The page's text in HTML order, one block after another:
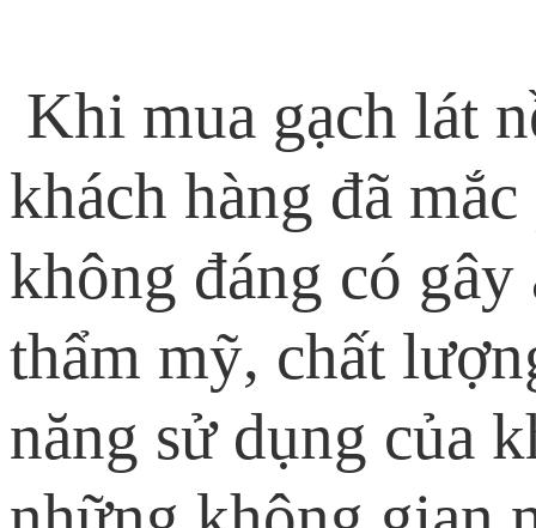
Khi mua gạch lát
khách hàng đã
không đáng có
thẩm mỹ, chất
năng sử dụng của